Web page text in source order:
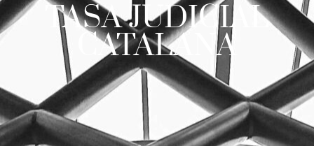
TASA JUDICIAL
CATALANA